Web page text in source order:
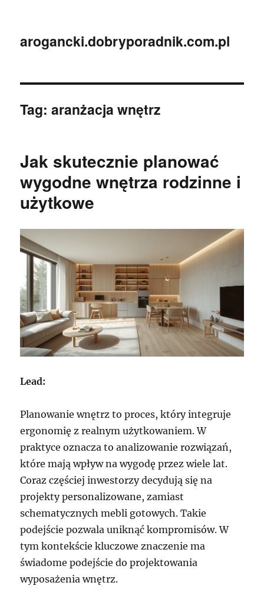
arogancki.dobryporadnik.com.pl
Tag:aranżacja wnętrz
Jak skutecznie planować
wygodne wnętrza rodzinne i
użytkowe
Lead:
Planowanie wnętrz to proces, który integruje
ergonomię z realnym użytkowaniem. W
praktyce oznacza to analizowanie rozwiązań,
które mają wpływ na wygodę przez wiele lat.
Coraz częściej inwestorzy decydują się na
projekty personalizowane, zamiast
schematycznych mebli gotowych. Takie
podejście pozwala uniknąć kompromisów. W
tym kontekście kluczowe znaczenie ma
świadome podejście do projektowania
wyposażenia wnętrz.